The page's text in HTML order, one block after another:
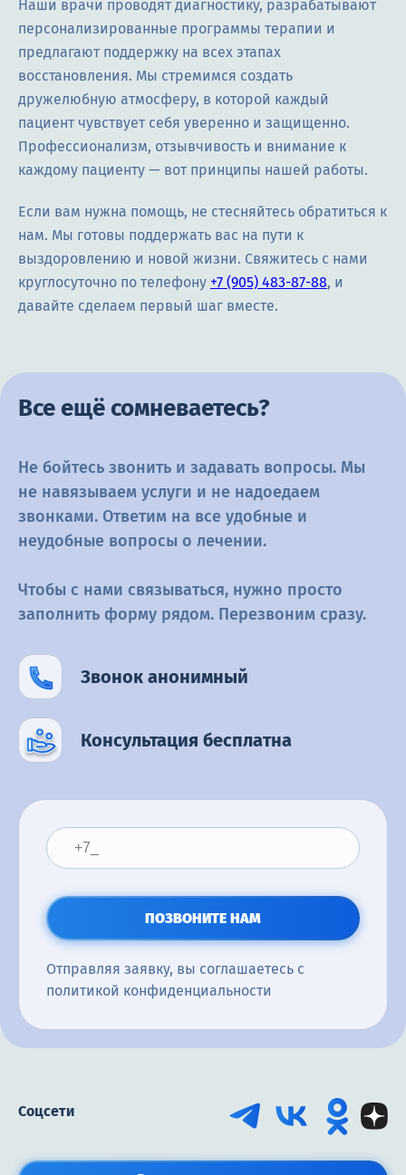
Наши врачи проводят диагностику, разрабатывают
персонализированные программы терапии и
предлагают поддержку на всех этапах
восстановления. Мы стремимся создать
дружелюбную атмосферу, в которой каждый
пациент чувствует себя уверенно и защищенно.
Профессионализм, отзывчивость и внимание к
каждому пациенту — вот принципы нашей работы.
Если вам нужна помощь, не стесняйтесь обратиться к
нам. Мы готовы поддержать вас на пути к
выздоровлению и новой жизни. Свяжитесь с нами
круглосуточно по телефону +7 (905) 483-87-88, и
давайте сделаем первый шаг вместе.
Все ещё сомневаетесь?
Не бойтесь звонить и задавать вопросы. Мы
не навязываем услуги и не надоедаем
звонками. Ответим на все удобные и
неудобные вопросы о лечении.
Чтобы с нами связываться, нужно просто
заполнить форму рядом. Перезвоним сразу.
Звонок анонимный
Консультация бесплатна
ПОЗВОНИТЕ НАМ
Отправляя заявку, вы соглашаетесь с
политикой конфиденциальности
Соцсети